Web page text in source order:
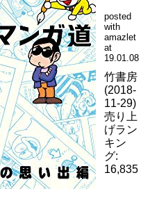
posted
with
amazlet
at
19.01.08
竹書房
(2018-
11-29)
売り上
げラン
キン
グ:
16,835